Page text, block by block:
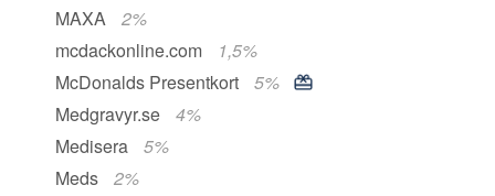
MAXA
2%
mcdackonline.com
1,5%
McDonalds Presentkort
5%
Medgravyr.se
4%
Medisera
5%
Meds
2%